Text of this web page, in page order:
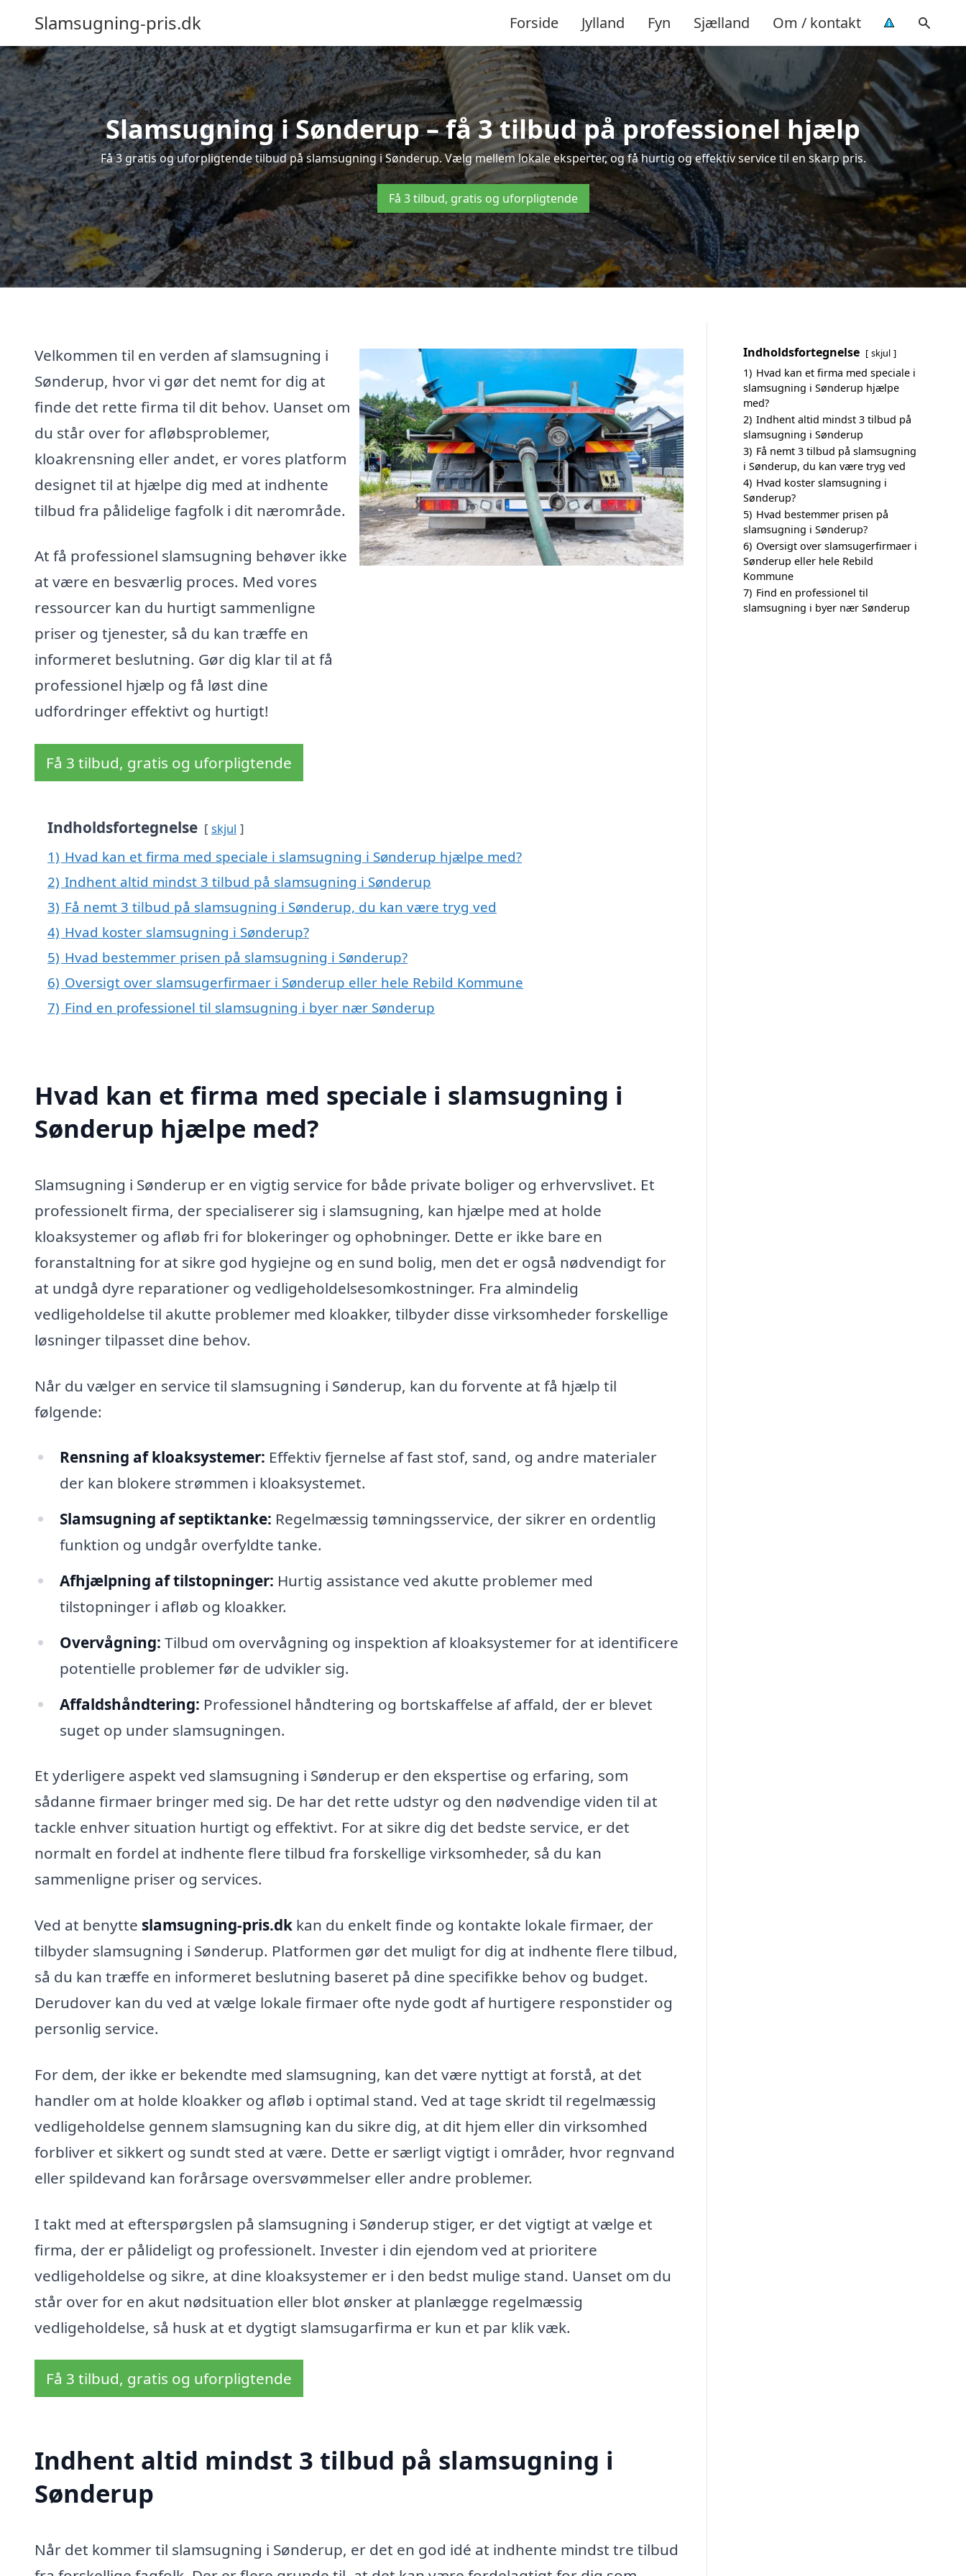
Slamsugning-pris.dk Forside Jylland Fyn Sjælland Om / kontakt
Slamsugning i Sønderup – få 3 tilbud på professionel hjælp
Få 3 gratis og uforpligtende tilbud på slamsugning i Sønderup. Vælg mellem lokale eksperter, og få hurtig og effektiv service til en skarp pris.
Få 3 tilbud, gratis og uforpligtende
Velkommen til en verden af slamsugning i
Sønderup, hvor vi gør det nemt for dig at
finde det rette firma til dit behov. Uanset om
du står over for afløbsproblemer,
kloakrensning eller andet, er vores platform
designet til at hjælpe dig med at indhente
tilbud fra pålidelige fagfolk i dit nærområde.
At få professionel slamsugning behøver ikke
at være en besværlig proces. Med vores
ressourcer kan du hurtigt sammenligne
priser og tjenester, så du kan træffe en
informeret beslutning. Gør dig klar til at få
professionel hjælp og få løst dine
udfordringer effektivt og hurtigt!
Få 3 tilbud, gratis og uforpligtende
Indholdsfortegnelse skjul
1) Hvad kan et firma med speciale i slamsugning i Sønderup hjælpe med?
2) Indhent altid mindst 3 tilbud på slamsugning i Sønderup
3) Få nemt 3 tilbud på slamsugning i Sønderup, du kan være tryg ved
4) Hvad koster slamsugning i Sønderup?
5) Hvad bestemmer prisen på slamsugning i Sønderup?
6) Oversigt over slamsugerfirmaer i Sønderup eller hele Rebild Kommune
7) Find en professionel til slamsugning i byer nær Sønderup
Hvad kan et firma med speciale i slamsugning i
Sønderup hjælpe med?
Slamsugning i Sønderup er en vigtig service for både private boliger og erhvervslivet. Et
professionelt firma, der specialiserer sig i slamsugning, kan hjælpe med at holde
kloaksystemer og afløb fri for blokeringer og ophobninger. Dette er ikke bare en
foranstaltning for at sikre god hygiejne og en sund bolig, men det er også nødvendigt for
at undgå dyre reparationer og vedligeholdelsesomkostninger. Fra almindelig
vedligeholdelse til akutte problemer med kloakker, tilbyder disse virksomheder forskellige
løsninger tilpasset dine behov.
Når du vælger en service til slamsugning i Sønderup, kan du forvente at få hjælp til
følgende:
Rensning af kloaksystemer: Effektiv fjernelse af fast stof, sand, og andre materialer
der kan blokere strømmen i kloaksystemet.
Slamsugning af septiktanke: Regelmæssig tømningsservice, der sikrer en ordentlig
funktion og undgår overfyldte tanke.
Afhjælpning af tilstopninger: Hurtig assistance ved akutte problemer med
tilstopninger i afløb og kloakker.
Overvågning: Tilbud om overvågning og inspektion af kloaksystemer for at identificere
potentielle problemer før de udvikler sig.
Affaldshåndtering: Professionel håndtering og bortskaffelse af affald, der er blevet
suget op under slamsugningen.
Et yderligere aspekt ved slamsugning i Sønderup er den ekspertise og erfaring, som
sådanne firmaer bringer med sig. De har det rette udstyr og den nødvendige viden til at
tackle enhver situation hurtigt og effektivt. For at sikre dig det bedste service, er det
normalt en fordel at indhente flere tilbud fra forskellige virksomheder, så du kan
sammenligne priser og services.
Ved at benytte slamsugning-pris.dk kan du enkelt finde og kontakte lokale firmaer, der
tilbyder slamsugning i Sønderup. Platformen gør det muligt for dig at indhente flere tilbud,
så du kan træffe en informeret beslutning baseret på dine specifikke behov og budget.
Derudover kan du ved at vælge lokale firmaer ofte nyde godt af hurtigere responstider og
personlig service.
For dem, der ikke er bekendte med slamsugning, kan det være nyttigt at forstå, at det
handler om at holde kloakker og afløb i optimal stand. Ved at tage skridt til regelmæssig
vedligeholdelse gennem slamsugning kan du sikre dig, at dit hjem eller din virksomhed
forbliver et sikkert og sundt sted at være. Dette er særligt vigtigt i områder, hvor regnvand
eller spildevand kan forårsage oversvømmelser eller andre problemer.
I takt med at efterspørgslen på slamsugning i Sønderup stiger, er det vigtigt at vælge et
firma, der er pålideligt og professionelt. Invester i din ejendom ved at prioritere
vedligeholdelse og sikre, at dine kloaksystemer er i den bedst mulige stand. Uanset om du
står over for en akut nødsituation eller blot ønsker at planlægge regelmæssig
vedligeholdelse, så husk at et dygtigt slamsugarfirma er kun et par klik væk.
Få 3 tilbud, gratis og uforpligtende
Indhent altid mindst 3 tilbud på slamsugning i
Sønderup
Når det kommer til slamsugning i Sønderup, er det en god idé at indhente mindst tre tilbud
Indholdsfortegnelse skjul
1) Hvad kan et firma med speciale i
slamsugning i Sønderup hjælpe
med?
2) Indhent altid mindst 3 tilbud på
slamsugning i Sønderup
3) Få nemt 3 tilbud på slamsugning
i Sønderup, du kan være tryg ved
4) Hvad koster slamsugning i
Sønderup?
5) Hvad bestemmer prisen på
slamsugning i Sønderup?
6) Oversigt over slamsugerfirmaer i
Sønderup eller hele Rebild
Kommune
7) Find en professionel til
slamsugning i byer nær Sønderup